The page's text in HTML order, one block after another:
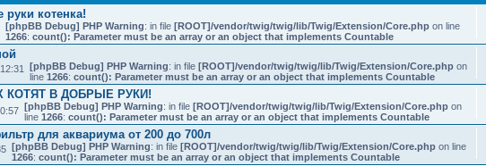
котенка!
[phpBB Debug] PHP Warning: in file [ROOT]/vendor/twig/twig/lib/Twig/Extension/Core.phpon line
1266: count(): Parameter must be an array or an object that implements Countable
[phpBB Debug] PHP Warning: in file [ROOT]/vendor/twig/twig/lib/Twig/Extension/Core.phpon
line 1266: count(): Parameter must be an array or an object that implements Countable
В ДОБРЫЕ РУКИ!
[phpBB Debug] PHP Warning: in file [ROOT]/vendor/twig/twig/lib/Twig/Extension/Core.phpon
line 1266: count(): Parameter must be an array or an object that implements Countable
для аквариума от 200 до 700л
[phpBB Debug] PHP Warning: in file [ROOT]/vendor/twig/twig/lib/Twig/Extension/Core.phpon line
1266: count(): Parameter must be an array or an object that implements Countable